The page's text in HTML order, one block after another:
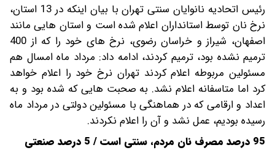
رئیس اتحادیه نانوایان سنتی تهران با بیان اینکه در 13 استان،
نرخ نان توسط استانداران اعلام شده است و استان هایی مانند
اصفهان، شیراز و خراسان رضوی، نرخ های خود را که از 400
ترمیم نشده بود، ترمیم کردند، ادامه داد: مرداد ماه امسال هم
مسئولین مربوطه اعلام کردند تهران نرخ خود را اعلام خواهد
کرد اما متاسفانه اعلام نشد. به صحبت هایی که شده بود و به
اعداد و ارقامی که در هماهنگی با مسئولین دولتی در مرداد ماه
رسیده بودیم، عمل نشد و آن را اعلام نکردند.
95 درصد مصرف نان مردم، سنتی است / 5 درصد صنعتی